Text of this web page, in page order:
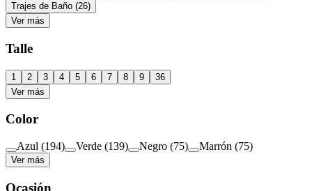
Trajes de Baño (26)
Ver más
Talle
1 2 3 4 5 6 7 8 9
36
Ver más
Color
Azul (194) Verde (139) Negro (75) Marrón (75)
Ver más
Ocasión